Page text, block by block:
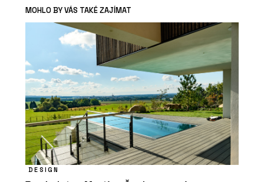
MOHLO BY VÁS TAKÉ ZAJÍMAT
DESIGN